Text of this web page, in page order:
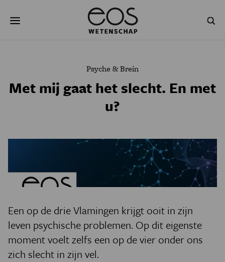
naar
AGENDA
JONGE UITDAGERS
Psyche & Brein
Met mij gaat het slecht. En met
u?
Een op de drie Vlamingen krijgt ooit in zijn
leven psychische problemen. Op dit eigenste
moment voelt zelfs een op de vier onder ons
zich slecht in zijn vel.